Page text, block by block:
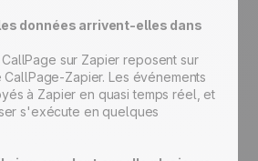
données arrivent-elles dans
sur Zapier reposent sur
Zapier. Les événements
à Zapier en quasi temps réel, et
s'exécute en quelques